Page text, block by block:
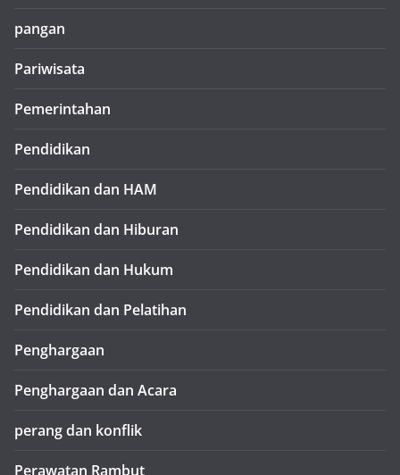
pangan
Pariwisata
Pemerintahan
Pendidikan
Pendidikan dan HAM
Pendidikan dan Hiburan
Pendidikan dan Hukum
Pendidikan dan Pelatihan
Penghargaan
Penghargaan dan Acara
perang dan konflik
Perawatan Rambut